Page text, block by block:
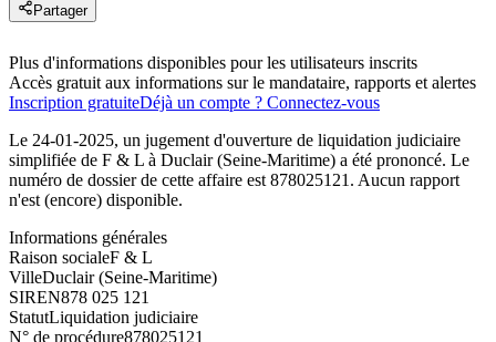
Partager
Plus d'informations disponibles pour les utilisateurs inscrits
Accès gratuit aux informations sur le mandataire, rapports et alertes
Inscription gratuiteDéjà un compte ? Connectez-vous
Le 24-01-2025, un jugement d'ouverture de liquidation judiciaire
simplifiée de F & L à Duclair (Seine-Maritime) a été prononcé. Le
numéro de dossier de cette affaire est 878025121. Aucun rapport
n'est (encore) disponible.
Informations générales
Raison socialeF & L
VilleDuclair (Seine-Maritime)
SIREN878 025 121
StatutLiquidation judiciaire
N° de procédure878025121